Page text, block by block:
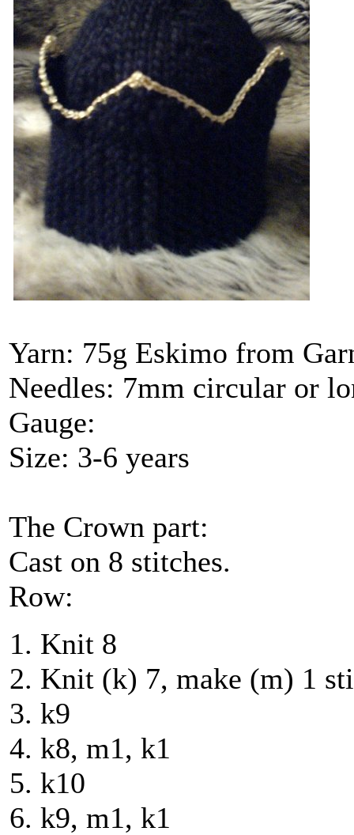
Yarn: 75g Eskimo from
Needles: 7mm circular or
Gauge:
Size: 3-6 years
The Crown part:
Cast on 8 stitches.
Row:
Knit 8
Knit (k) 7, make (m) 1
k9
k8, m1, k1
k10
k9, m1, k1